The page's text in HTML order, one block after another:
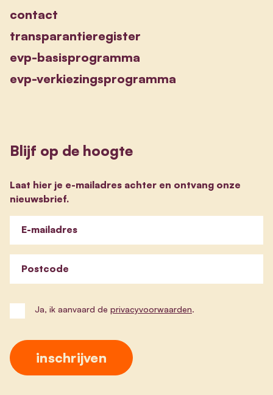
contact
transparantieregister
evp-basisprogramma
evp-verkiezingsprogramma
Blijf op de hoogte
Laat hier je e-mailadres achter en ontvang onze
nieuwsbrief.
E-mailadres
Postcode
Ja, ik aanvaard de privacyvoorwaarden.